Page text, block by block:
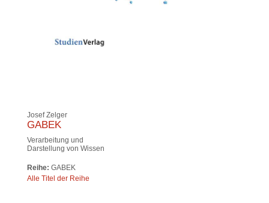
Josef Zelger
GABEK
Verarbeitung und
Darstellung von Wissen
Reihe: GABEK
Alle Titel der Reihe